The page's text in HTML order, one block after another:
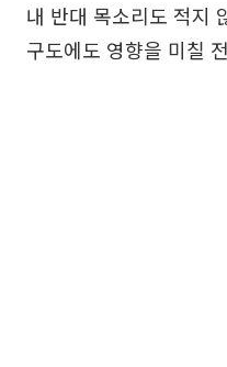
내 반대 목소리도 적지
구도에도 영향을 미칠